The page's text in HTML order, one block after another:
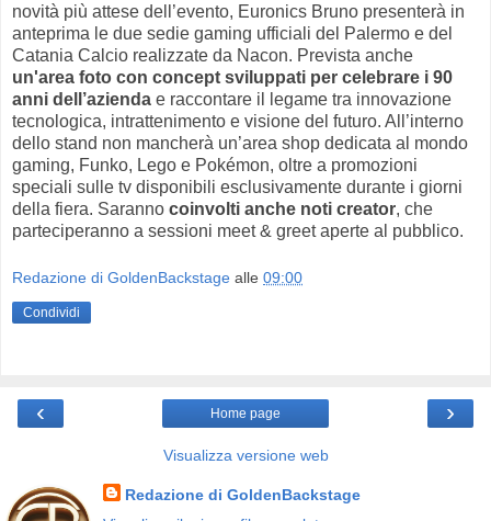
novità più attese dell’evento, Euronics Bruno presenterà in
anteprima le due sedie gaming ufficiali del Palermo e del
Catania Calcio realizzate da Nacon. Prevista anche
un'area foto con concept sviluppati per celebrare i 90
anni dell’azienda e raccontare il legame tra innovazione
tecnologica, intrattenimento e visione del futuro. All’interno
dello stand non mancherà un’area shop dedicata al mondo
gaming, Funko, Lego e Pokémon, oltre a promozioni
speciali sulle tv disponibili esclusivamente durante i giorni
della fiera. Saranno coinvolti anche noti creator, che
parteciperanno a sessioni meet & greet aperte al pubblico.
Redazione di GoldenBackstage alle 09:00
Condividi
‹ ›
Home page
Visualizza versione web
Redazione di GoldenBackstage